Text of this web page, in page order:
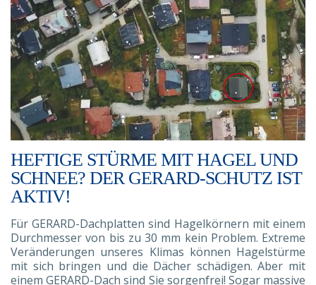
HEFTIGE STÜRME MIT HAGEL UND
SCHNEE? DER GERARD-SCHUTZ IST
AKTIV!
Für GERARD-Dachplatten sind Hagelkörnern mit einem
Durchmesser von bis zu 30 mm kein Problem. Extreme
Veränderungen unseres Klimas können Hagelstürme
mit sich bringen und die Dächer schädigen. Aber mit
einem GERARD-Dach sind Sie sorgenfrei! Sogar massive